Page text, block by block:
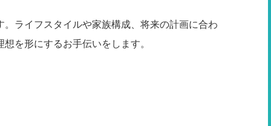
ライフスタイルや家族構成、将来の計画に合わ
を形にするお手伝いをします。